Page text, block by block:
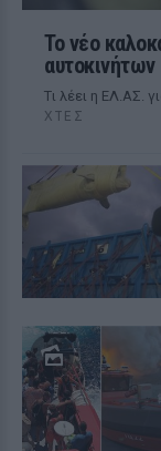
Το νέο
αυτοκινήτων
Tι λέει η ΕΛ.ΑΣ.
ΧΤΕΣ